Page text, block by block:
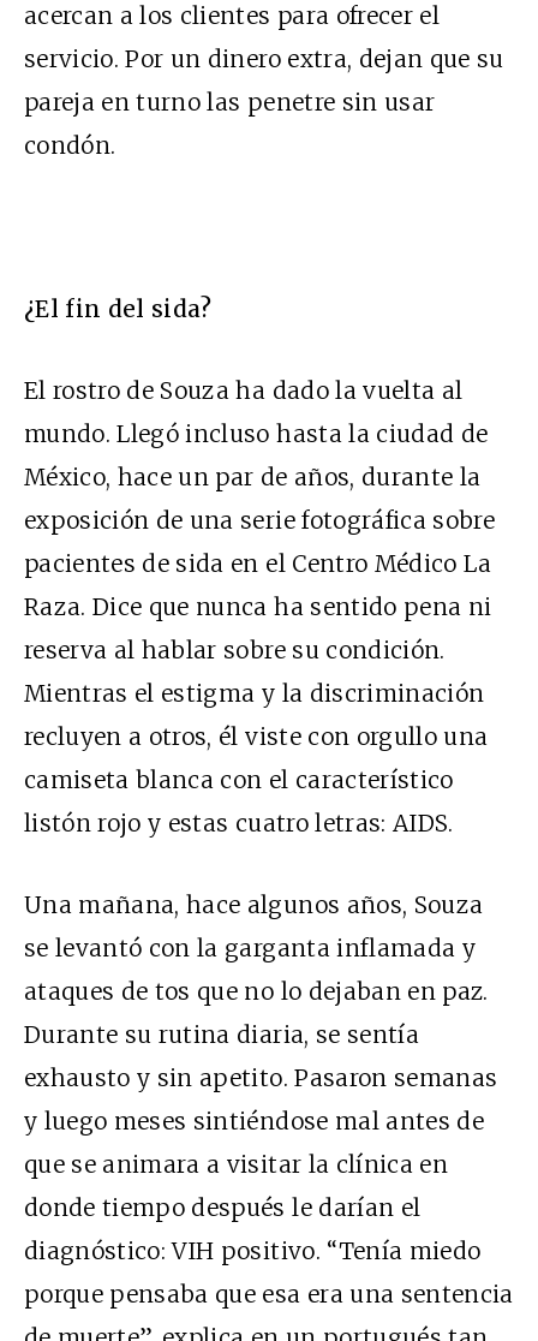
acercan a los clientes para ofrecer el
servicio. Por un dinero extra, dejan que su
pareja en turno las penetre sin usar
condón.
¿El fin del sida?
El rostro de Souza ha dado la vuelta al
mundo. Llegó incluso hasta la ciudad de
México, hace un par de años, durante la
exposición de una serie fotográfica sobre
pacientes de sida en el Centro Médico La
Raza. Dice que nunca ha sentido pena ni
reserva al hablar sobre su condición.
Mientras el estigma y la discriminación
recluyen a otros, él viste con orgullo una
camiseta blanca con el característico
listón rojo y estas cuatro letras: AIDS.
Una mañana, hace algunos años, Souza
se levantó con la garganta inflamada y
ataques de tos que no lo dejaban en paz.
Durante su rutina diaria, se sentía
exhausto y sin apetito. Pasaron semanas
y luego meses sintiéndose mal antes de
que se animara a visitar la clínica en
donde tiempo después le darían el
diagnóstico: VIH positivo. “Tenía miedo
porque pensaba que esa era una sentencia